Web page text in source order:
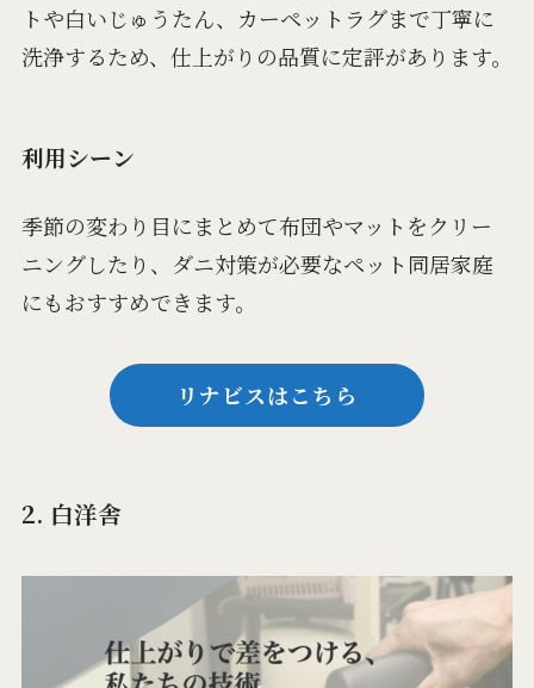
トや白いじゅうたん、カーペットラグまで丁寧に
洗浄するため、仕上がりの品質に定評があります。
利用シーン
季節の変わり目にまとめて布団やマットをクリー
ニングしたり、ダニ対策が必要なペット同居家庭
にもおすすめできます。
リナビスはこちら
2. 白洋舎